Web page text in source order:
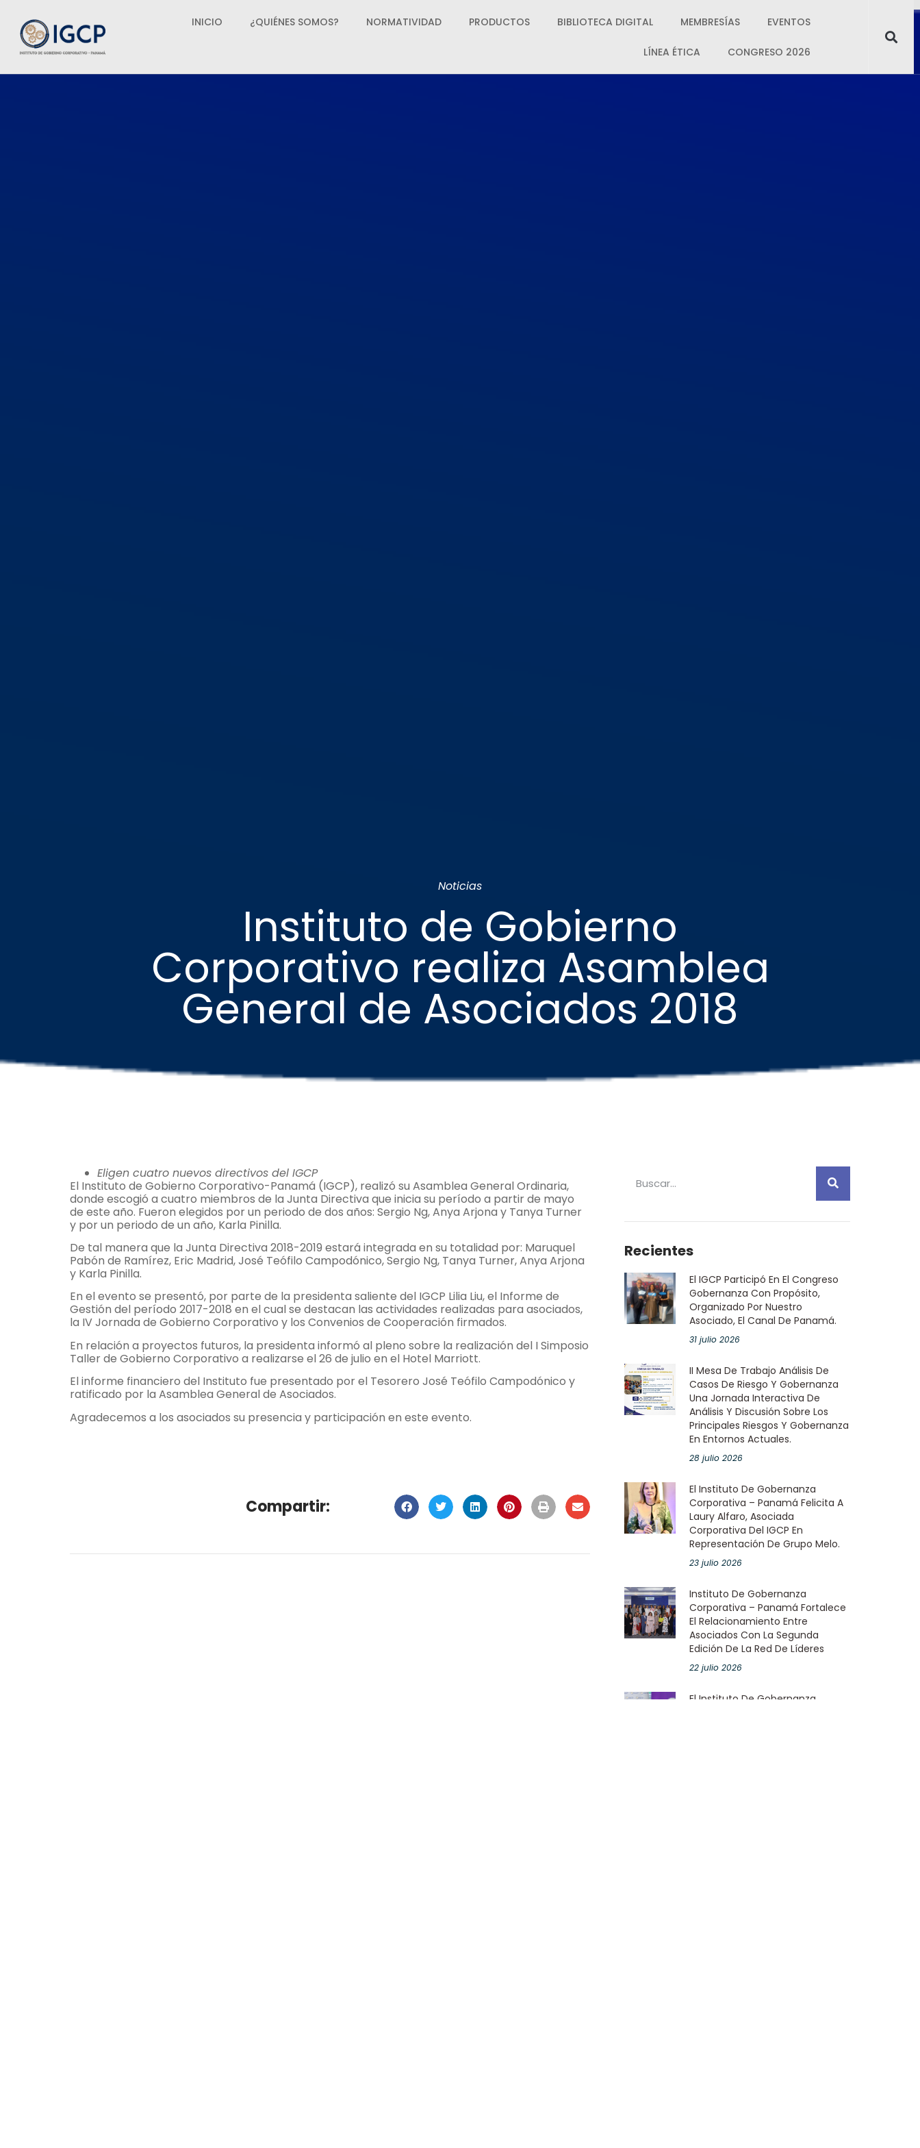
INICIO ¿QUIÉNES SOMOS? NORMATIVIDAD PRODUCTOS BIBLIOTECA DIGITAL MEMBRESÍAS EVENTOS
LÍNEA ÉTICA CONGRESO 2026
Noticias
Instituto de Gobierno
Corporativo realiza Asamblea
General de Asociados 2018
Eligen cuatro nuevos directivos del IGCP
El Instituto de Gobierno Corporativo-Panamá (IGCP), realizó su Asamblea General Ordinaria,
donde escogió a cuatro miembros de la Junta Directiva que inicia su período a partir de mayo
de este año. Fueron elegidos por un periodo de dos años: Sergio Ng, Anya Arjona y Tanya Turner
y por un periodo de un año, Karla Pinilla.
De tal manera que la Junta Directiva 2018-2019 estará integrada en su totalidad por: Maruquel
Pabón de Ramírez, Eric Madrid, José Teófilo Campodónico, Sergio Ng, Tanya Turner, Anya Arjona
y Karla Pinilla.
En el evento se presentó, por parte de la presidenta saliente del IGCP Lilia Liu, el Informe de
Gestión del período 2017-2018 en el cual se destacan las actividades realizadas para asociados,
la IV Jornada de Gobierno Corporativo y los Convenios de Cooperación firmados.
En relación a proyectos futuros, la presidenta informó al pleno sobre la realización del I Simposio
Taller de Gobierno Corporativo a realizarse el 26 de julio en el Hotel Marriott.
El informe financiero del Instituto fue presentado por el Tesorero José Teófilo Campodónico y
ratificado por la Asamblea General de Asociados.
Agradecemos a los asociados su presencia y participación en este evento.
Compartir:
Recientes
El IGCP Participó En El Congreso
Gobernanza Con Propósito,
Organizado Por Nuestro
Asociado, El Canal De Panamá.
31 julio 2026
II Mesa De Trabajo Análisis De
Casos De Riesgo Y Gobernanza
Una Jornada Interactiva De
Análisis Y Discusión Sobre Los
Principales Riesgos Y Gobernanza
En Entornos Actuales.
28 julio 2026
El Instituto De Gobernanza
Corporativa – Panamá Felicita A
Laury Alfaro, Asociada
Corporativa Del IGCP En
Representación De Grupo Melo.
23 julio 2026
Instituto De Gobernanza
Corporativa – Panamá Fortalece
El Relacionamiento Entre
Asociados Con La Segunda
Edición De La Red De Líderes
22 julio 2026
El Instituto De Gobernanza